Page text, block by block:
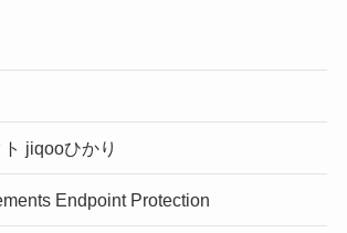
jiqooひかり
Endpoint Protection